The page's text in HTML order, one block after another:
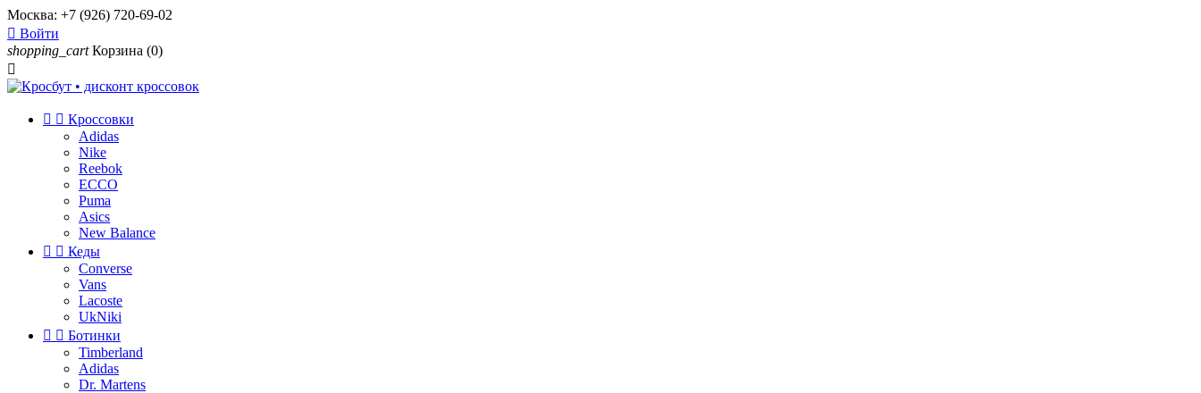
Москва: +7 (926) 720-69-02
 Войти
shopping_cart Корзина (0)

  Кроссовки
Adidas
Nike
Reebok
ECCO
Puma
Asics
New Balance
  Кеды
Converse
Vans
Lacoste
UkNiki
  Ботинки
Timberland
Adidas
Dr. Martens